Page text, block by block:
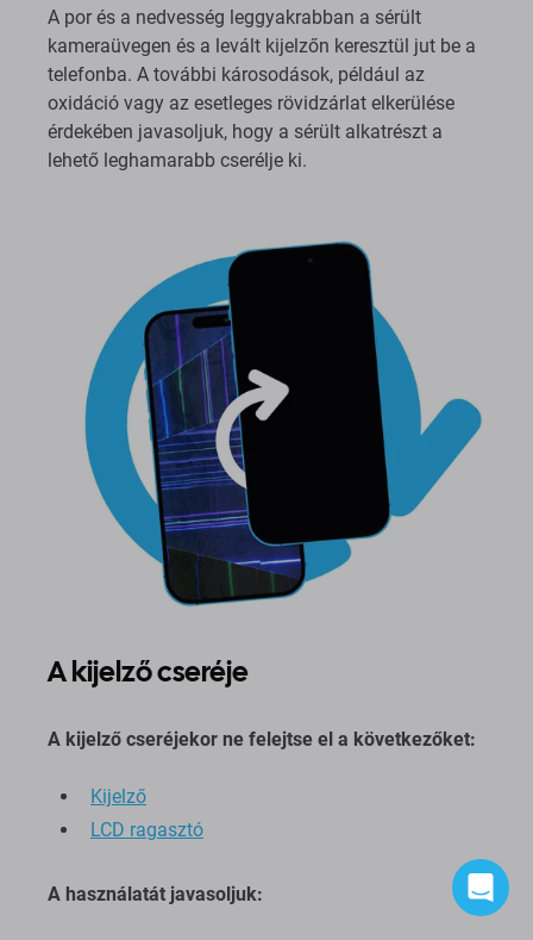
A por és a nedvesség leggyakrabban a sérült
kameraüvegen és a levált kijelzőn keresztül jut be a
telefonba. A további károsodások, például az
oxidáció vagy az esetleges rövidzárlat elkerülése
érdekében javasoljuk, hogy a sérült alkatrészt a
lehető leghamarabb cserélje ki.
A kijelző cseréje
A kijelző cseréjekor ne felejtse el a következőket:
Kijelző
LCD ragasztó
A használatát javasoljuk: